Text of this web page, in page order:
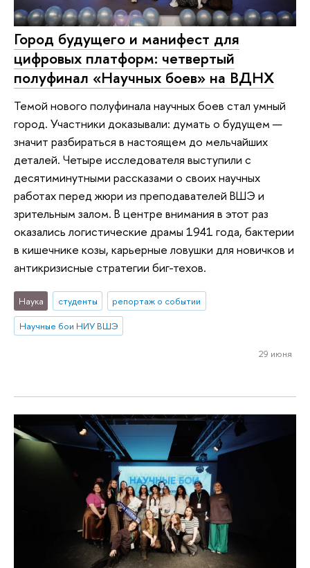
Город будущего и манифест для
цифровых платформ: четвертый
полуфинал «Научных боев» на ВДНХ
Темой нового полуфинала научных боев стал умный
город. Участники доказывали: думать о будущем —
значит разбираться в настоящем до мельчайших
деталей. Четыре исследователя выступили с
десятиминутными рассказами о своих научных
работах перед жюри из преподавателей ВШЭ и
зрительным залом. В центре внимания в этот раз
оказались логистические драмы 1941 года, бактерии
в кишечнике козы, карьерные ловушки для новичков и
антикризисные стратегии биг-техов.
Наука студенты
репортаж о событии
Научные бои НИУ ВШЭ
29 июня